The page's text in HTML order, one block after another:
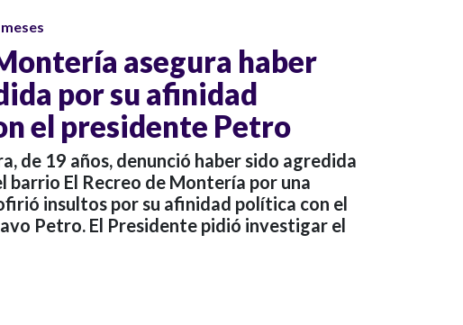
asegura haber
por su afinidad
el presidente Petro
de 19 años, denunció haber sido agredida
barrio El Recreo de Montería por una
insultos por su afinidad política con el
Petro. El Presidente pidió investigar el